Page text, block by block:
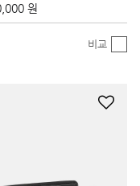
원
비교